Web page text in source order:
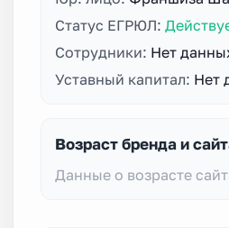
Статус ЕГРЮЛ:
Сотрудники: Нет
Уставный капитал: Нет
Возраст бренда и
Данные о возрасте